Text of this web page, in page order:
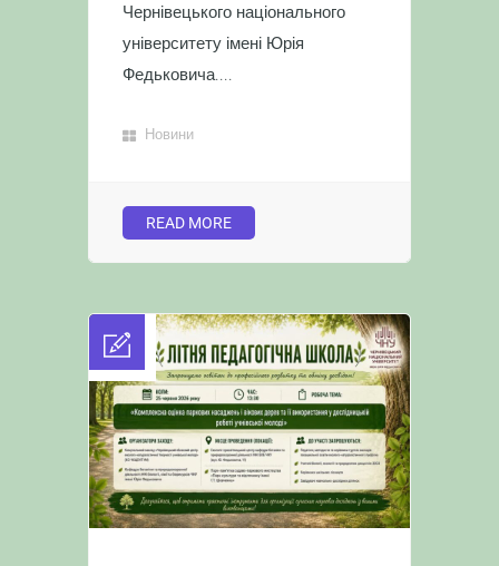
Чернівецького національного
університету імені Юрія
Федьковича....
Новини
READ MORE